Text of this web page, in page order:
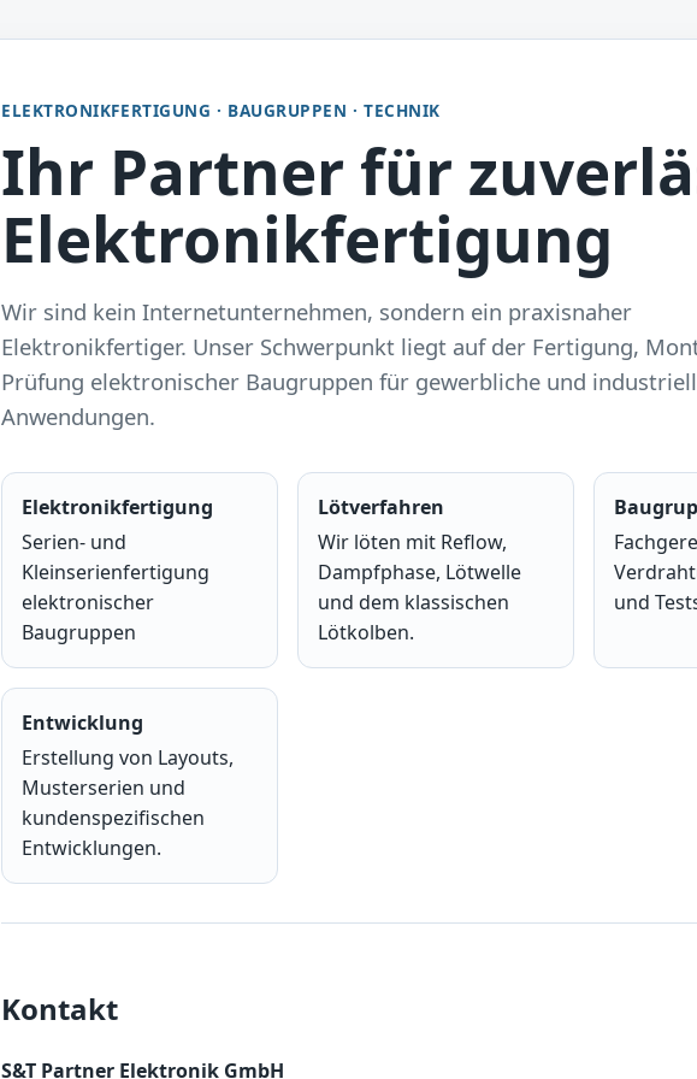
ELEKTRONIKFERTIGUNG · BAUGRUPPEN · TECHNIK
Ihr Partner für
Elektronikfertigung
Wir sind kein Internetunternehmen, sondern ein praxisnaher
Elektronikfertiger. Unser Schwerpunkt liegt auf der Fertigung,
Prüfung elektronischer Baugruppen für gewerbliche und
Anwendungen.
Elektronikfertigung
Serien- und
Kleinserienfertigung
elektronischer
Baugruppen
Lötverfahren
Wir löten mit Reflow,
Dampfphase, Lötwelle
und dem klassischen
Lötkolben.
und
Entwicklung
Erstellung von Layouts,
Musterserien und
kundenspezifischen
Entwicklungen.
Kontakt
S&T Partner Elektronik GmbH